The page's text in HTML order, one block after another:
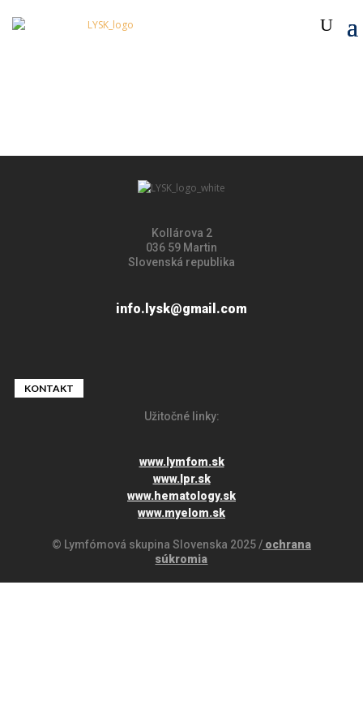
Kollárova 2
036 59 Martin
Slovenská republika
info.lysk@gmail.com
KONTAKT
Užitočné linky:
www.lymfom.sk
www.lpr.sk
www.hematology.sk
www.myelom.sk
© Lymfómová skupina Slovenska 2025 /ochrana
súkromia